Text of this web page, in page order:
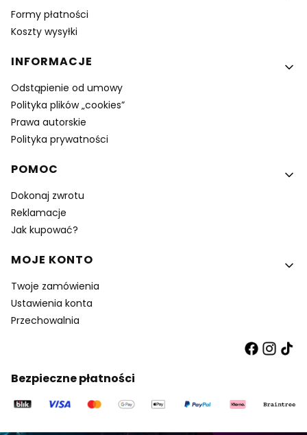
Formy płatności
Koszty wysyłki
INFORMACJE
Odstąpienie od umowy
Polityka plików „cookies”
Prawa autorskie
Polityka prywatności
POMOC
Dokonaj zwrotu
Reklamacje
Jak kupować?
MOJE KONTO
Twoje zamówienia
Ustawienia konta
Przechowalnia
Bezpieczne płatności